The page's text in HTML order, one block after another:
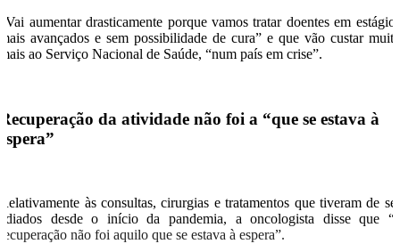
“Vai aumentar drasticamente porque vamos tratar doentes em estágios
mais avançados e sem possibilidade de cura” e que vão custar muito
mais ao Serviço Nacional de Saúde, “num país em crise”.
Recuperação da atividade não foi a “que se estava à
espera”
Relativamente às consultas, cirurgias e tratamentos que tiveram de ser
adiados desde o início da pandemia, a oncologista disse que “a
recuperação não foi aquilo que se estava à espera”.